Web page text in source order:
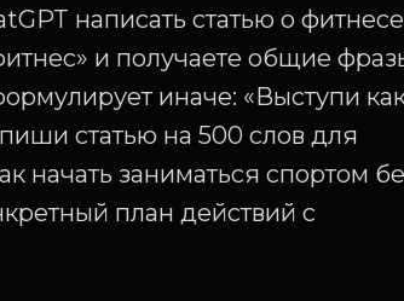
написать статью о
и получаете общие
иначе: «Выступи
статью на 500 слов для
начать заниматься спортом
план действий с